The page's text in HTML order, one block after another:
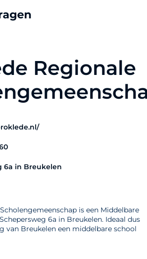
Regionale
6a in Breukelen
is een Middelbare
6a in Breukelen. Ideaal dus
van Breukelen een middelbare school